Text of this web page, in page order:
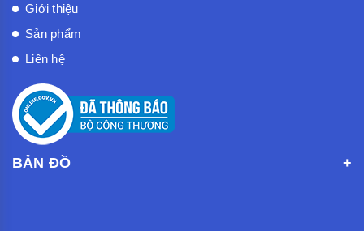
Giới thiệu
Sản phẩm
Liên hệ
BẢN ĐỒ